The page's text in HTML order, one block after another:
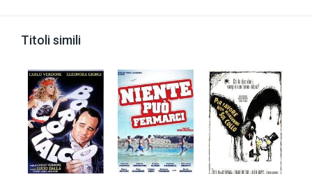
Titoli simili